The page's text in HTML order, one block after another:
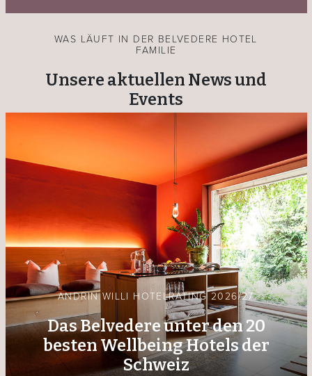
WAS LÄUFT IN DER BELVEDERE HOTEL
FAMILIE
Unsere aktuellen News und
Events
ANDRIN WILLI HOTELRATING 2026/27
Das Belvedere unter den 20
besten Wellbeing Hotels der
Schweiz